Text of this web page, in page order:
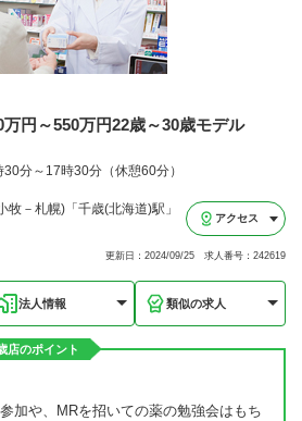
万円～550万円22歳～30歳モデル
分～17時30分（休憩60分）
牧－札幌)「千歳(北海道)駅」
アクセス
更新日：2024/09/25 求人番号：242619
法人情報 類似の求人
のポイント
加や、MRを招いての薬の勉強会はもち